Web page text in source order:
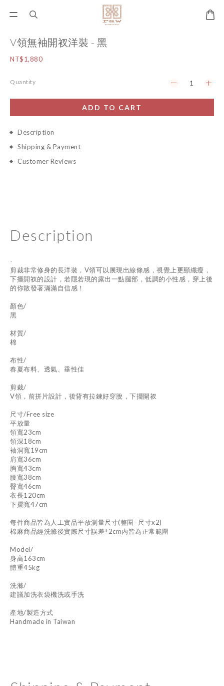
V領無袖開衩洋裝 - 黑
NT$1,880
Quantity
ADD TO CART
Description
Shipping & Payment
Customer Reviews
Description
-
剪裁非常修身的長洋裝，V領可以展現出線條感，視覺上更顯纖瘦，
下擺開衩的設計，若隱若現的露出一點腿部，低調的小性感，穿上後
的你散發著滿滿自信感！
顏色/
黑
材質/
棉
布性/
春夏布料、透氣、垂性佳
剪裁/
V領，前拼片設計，後背有拉鍊好穿脫，下擺開衩
尺寸/Free size
平放量
領寬23cm
領深18cm
袖洞寬19cm
肩寬36cm
胸寬43cm
腰寬38cm
臀寬46cm
衣長120cm
下擺寬47cm
每件商品皆為人工實品平放測量尺寸(整圈=尺寸x2)
棉麻商品經洗滌後實際尺寸誤差±2cm內皆為正常範圍
Model/
身高163cm
體重45kg
洗滌/
建議加洗衣袋機洗或手洗
產地/製造方式
Handmade in Taiwan